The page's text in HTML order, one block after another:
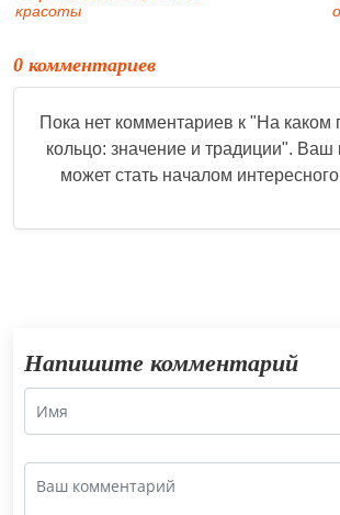
красоты
0 комментариев
Пока нет комментариев к "На каком
кольцо: значение и традиции". Ваш
может стать началом
Напишите комментарий